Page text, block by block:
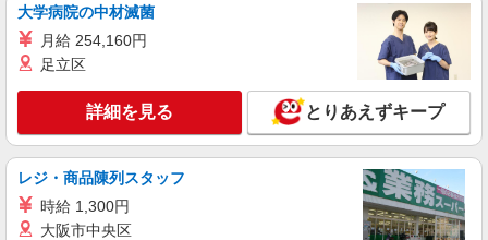
介護付き有料老人ホームでの看護師
月給：250,000円〜 ※経験などによる
キープ 詳細を見る
株式会社kotrio /●SW-S-2023243
【上石神井駅】看護助手募集(パート)＊柔軟性
大学病院の中材滅菌
月給 254,160円
足立区
詳細を見る とりあえずキープ
レジ・商品陳列スタッフ
時給 1,300円
大阪市中央区